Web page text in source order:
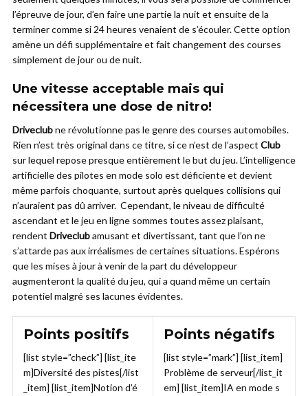
l’épreuve de jour, d’en faire une partie la nuit et ensuite de la
terminer comme si 24 heures venaient de s’écouler. Cette option
amène un défi supplémentaire et fait changement des courses
simplement de jour ou de nuit.
Une vitesse acceptable mais qui
nécessitera une dose de nitro!
Driveclubne révolutionne pas le genre des courses automobiles.
Rien n’est très original dans ce titre, si ce n’est de l’aspect Club
sur lequel repose presque entièrement le but du jeu. L’intelligence
artificielle des pilotes en mode solo est déficiente et devient
même parfois choquante, surtout après quelques collisions qui
n’auraient pas dû arriver. Cependant, le niveau de difficulté
ascendant et le jeu en ligne sommes toutes assez plaisant,
rendent Driveclubamusant et divertissant, tant que l’on ne
s’attarde pas aux irréalismes de certaines situations. Espérons
que les mises à jour à venir de la part du développeur
augmenteront la qualité du jeu, qui a quand même un certain
potentiel malgré ses lacunes évidentes.
Points positifs
[list style=”check”] [list_ite
m]Diversité des pistes[/list
_item] [list_item]Notion d’é
Points négatifs
[list style=”mark”] [list_item]
Problème de serveur[/list_it
em] [list_item]IA en mode s